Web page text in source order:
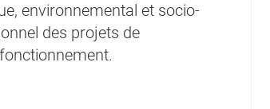
environnemental et socio-
des projets de